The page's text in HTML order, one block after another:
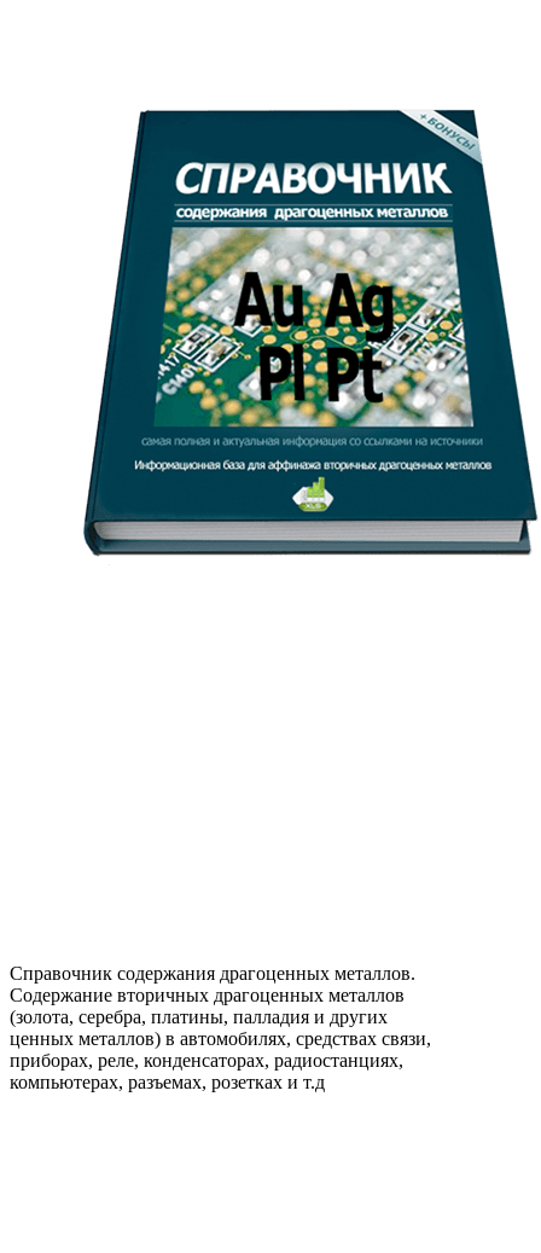
Справочник содержания драгоценных металлов.
Содержание вторичных драгоценных металлов
(золота, серебра, платины, палладия и других
ценных металлов) в автомобилях, средствах связи,
приборах, реле, конденсаторах, радиостанциях,
компьютерах, разъемах, розетках и т.д